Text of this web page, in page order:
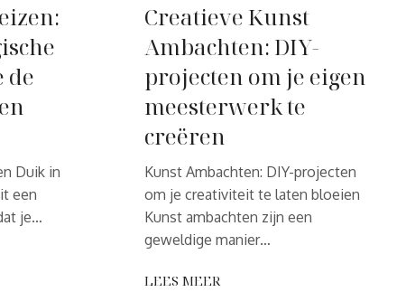
de
Duik in
een
je…
Creatieve Kunst
Ambachten: DIY-
projecten om je eigen
meesterwerk te
creëren
Kunst Ambachten: DIY-projecten
om je creativiteit te laten bloeien
Kunst ambachten zijn een
geweldige manier…
LEES MEER